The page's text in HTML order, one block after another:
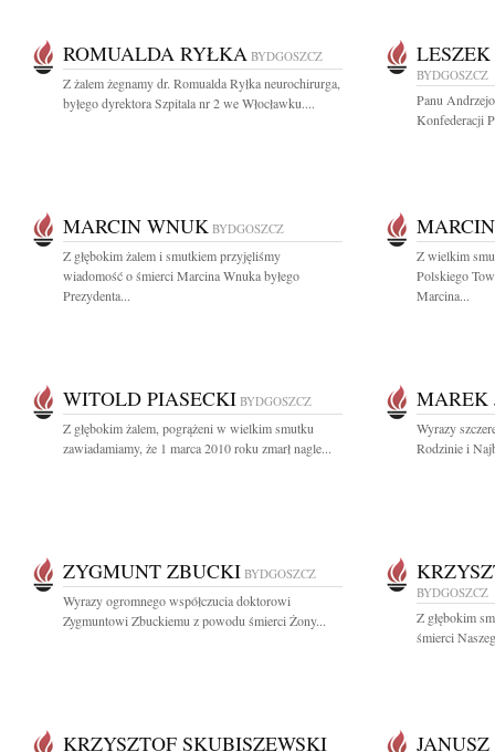
ROMUALDA RYŁKA BYDGOSZCZ
Z żalem żegnamy dr. Romualda Ryłka neurochirurga,
byłego dyrektora Szpitala nr 2 we Włocławku....
BYDGOSZCZ
Panu
Konfederacji
MARCIN WNUK BYDGOSZCZ
Z głębokim żalem i smutkiem przyjęliśmy
wiadomość o śmierci Marcina Wnuka byłego
Prezydenta...
Z wielkim
Polskiego
Marcina...
WITOLD PIASECKI BYDGOSZCZ
Z głębokim żalem, pogrążeni w wielkim smutku
zawiadamiamy, że 1 marca 2010 roku zmarł nagle...
MAREK
Wyrazy
Rodzinie i
ZYGMUNT ZBUCKI BYDGOSZCZ
Wyrazy ogromnego współczucia doktorowi
Zygmuntowi Zbuckiemu z powodu śmierci Żony...
BYDGOSZCZ
Z głębokim
śmierci
KRZYSZTOF SKUBISZEWSKI